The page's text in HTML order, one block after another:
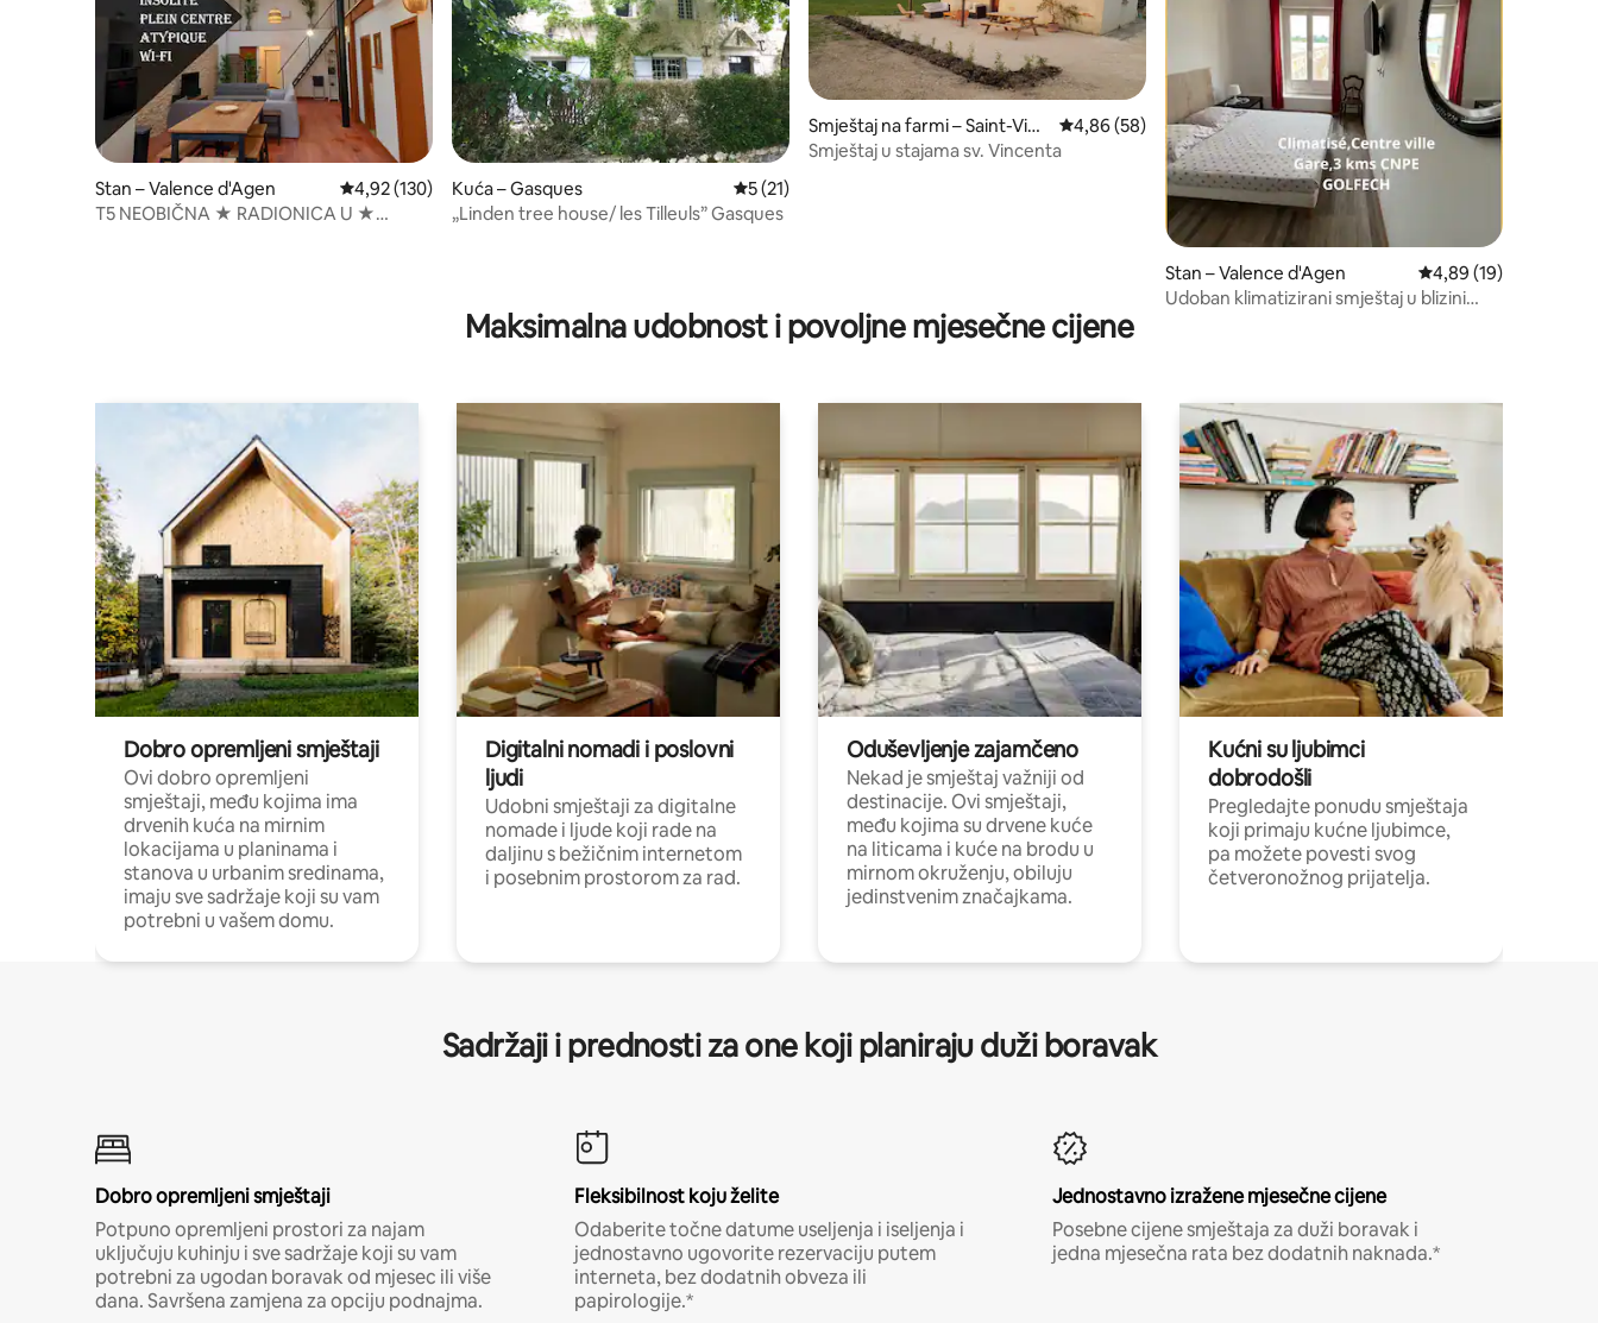
Stan – Valence d'Agen Prosječna ocjena: 4,92/5, recenzija: 130
4,92 (130)
T5 NEOBIČNA ★ RADIONICA U ★
Kuća – Gasques Prosječna ocjena: 5/5, recenzija: 21
5 (21)
„Linden tree house/ les Tilleuls” Gasques
Smještaj na farmi – Saint-Vinc
ent-Lespinasse
Prosječna ocjena: 4,86/5, recenzija: 58
4,86 (58)
Smještaj u stajama sv. Vincenta
Stan – Valence d'Agen Prosječna ocjena:
4,89 (19)
Udoban klimatizirani smještaj u blizini
Maksimalna udobnost i povoljne mjesečne cijene
Dobro opremljeni smještaji
Ovi dobro opremljeni
smještaji, među kojima ima
drvenih kuća na mirnim
lokacijama u planinama i
stanova u urbanim sredinama,
imaju sve sadržaje koji su vam
potrebni u vašem domu.
Digitalni nomadi i poslovni
ljudi
Udobni smještaji za digitalne
nomade i ljude koji rade na
daljinu s bežičnim internetom
i posebnim prostorom za rad.
Oduševljenje zajamčeno
Nekad je smještaj važniji od
destinacije. Ovi smještaji,
među kojima su drvene kuće
na liticama i kuće na brodu u
mirnom okruženju, obiluju
jedinstvenim značajkama.
Kućni su ljubimci
dobrodošli
Pregledajte ponudu smještaja
koji primaju kućne ljubimce,
pa možete povesti svog
četveronožnog prijatelja.
Sadržaji i prednosti za one koji planiraju duži boravak
Dobro opremljeni smještaji
Potpuno opremljeni prostori za najam
uključuju kuhinju i sve sadržaje koji su vam
potrebni za ugodan boravak od mjesec ili više
dana. Savršena zamjena za opciju podnajma.
Fleksibilnost koju želite
Odaberite točne datume useljenja i iseljenja i
jednostavno ugovorite rezervaciju putem
interneta, bez dodatnih obveza ili
papirologije.*
Jednostavno izražene mjesečne cijene
Posebne cijene smještaja za duži boravak i
jedna mjesečna rata bez dodatnih naknada.*